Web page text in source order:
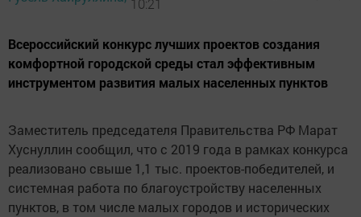
10:21
Всероссийский конкурс лучших проектов создания
комфортной городской среды стал эффективным
инструментом развития малых населенных пунктов
Заместитель председателя Правительства РФ Марат
Хуснуллин сообщил, что с 2019 года в рамках конкурса
реализовано свыше 1,1 тыс. проектов-победителей, и
системная работа по благоустройству населенных
пунктов, в том числе малых городов и исторических